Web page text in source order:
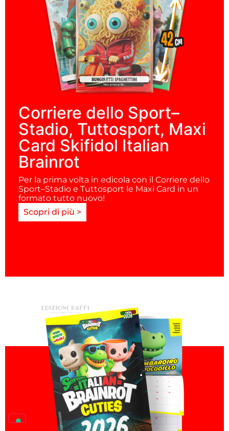
Corriere dello Sport–
Stadio, Tuttosport, Maxi
Card Skifidol Italian
Brainrot
Per la prima volta in edicola con il Corriere dello
Sport–Stadio e Tuttosport le Maxi Card in un
formato tutto nuovo!
Scopri di più >